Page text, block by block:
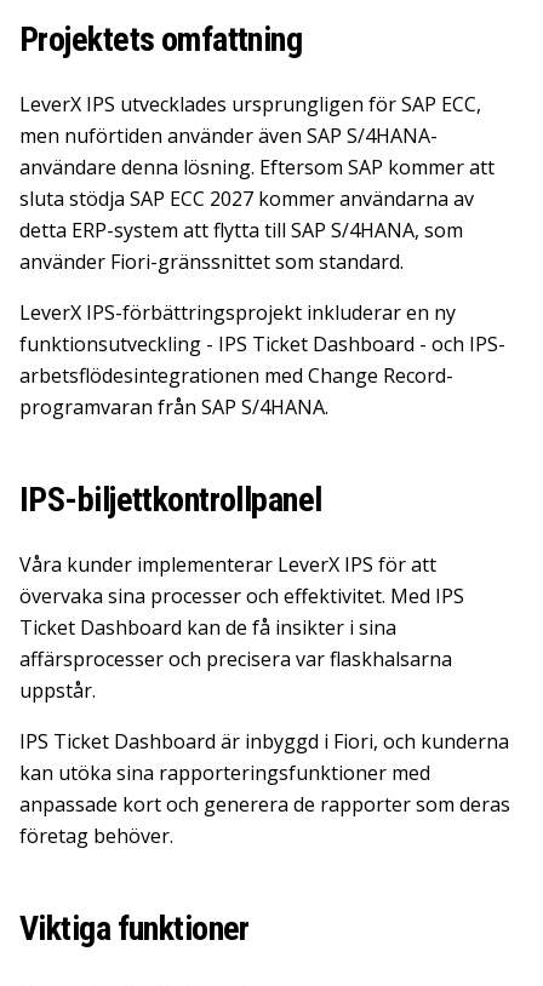
Projektets omfattning
LeverX IPS utvecklades ursprungligen för SAP ECC,
men nuförtiden använder även SAP S/4HANA-
användare denna lösning. Eftersom SAP kommer att
sluta stödja SAP ECC 2027 kommer användarna av
detta ERP-system att flytta till SAP S/4HANA, som
använder Fiori-gränssnittet som standard.
LeverX IPS-förbättringsprojekt inkluderar en ny
funktionsutveckling - IPS Ticket Dashboard - och IPS-
arbetsflödesintegrationen med Change Record-
programvaran från SAP S/4HANA.
IPS-biljettkontrollpanel
Våra kunder implementerar LeverX IPS för att
övervaka sina processer och effektivitet. Med IPS
Ticket Dashboard kan de få insikter i sina
affärsprocesser och precisera var flaskhalsarna
uppstår.
IPS Ticket Dashboard är inbyggd i Fiori, och kunderna
kan utöka sina rapporteringsfunktioner med
anpassade kort och generera de rapporter som deras
företag behöver.
Viktiga funktioner